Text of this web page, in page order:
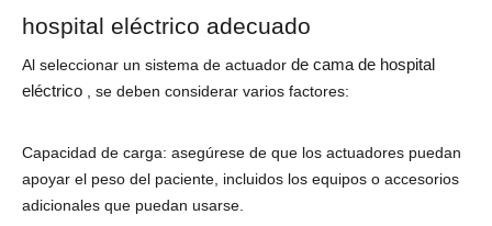
hospital eléctrico adecuado
Al seleccionar un sistema de actuador de cama de hospital
eléctrico
, se deben considerar varios factores:
Capacidad de carga: asegúrese de que los actuadores puedan
apoyar el peso del paciente, incluidos los equipos o accesorios
adicionales que puedan usarse.